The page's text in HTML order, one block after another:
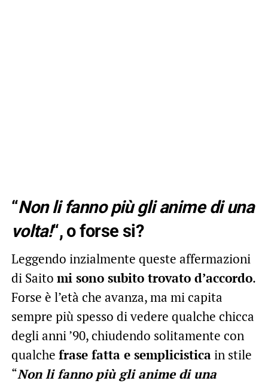
“Non li fanno più gli anime di una
volta!“, o forse si?
Leggendo inzialmente queste affermazioni
di Saito mi sono subito trovato d’accordo.
Forse è l’età che avanza, ma mi capita
sempre più spesso di vedere qualche chicca
degli anni ’90, chiudendo solitamente con
qualche frase fatta e semplicisticain stile
“Non li fanno più gli anime di una